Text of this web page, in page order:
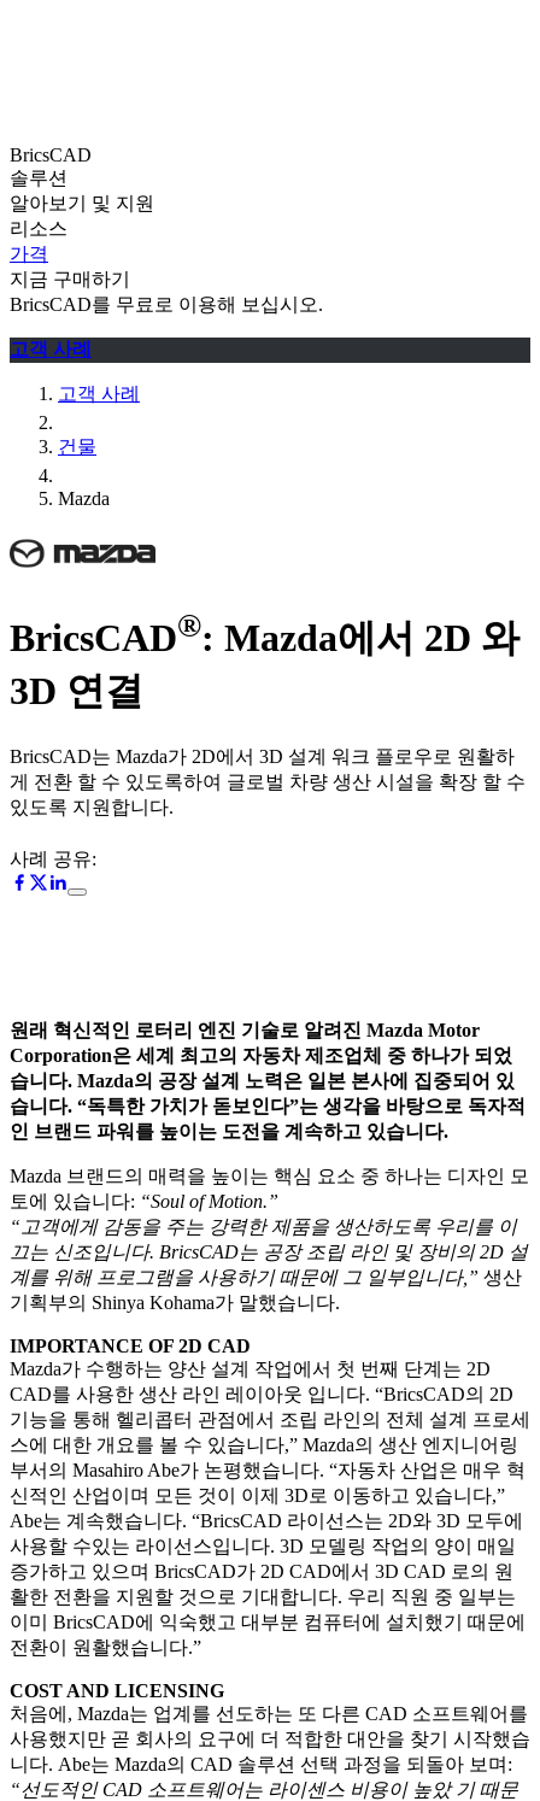
BricsCAD
솔루션
알아보기 및 지원
리소스
가격
지금 구매하기
BricsCAD를 무료로 이용해 보십시오.
고객 사례
고객 사례
건물
Mazda
BricsCAD®: Mazda에서 2D 와
3D 연결
BricsCAD는 Mazda가 2D에서 3D 설계 워크 플로우로 원활하
게 전환 할 수 있도록하여 글로벌 차량 생산 시설을 확장 할 수
있도록 지원합니다.
사례 공유:
원래 혁신적인 로터리 엔진 기술로 알려진 Mazda Motor
Corporation은 세계 최고의 자동차 제조업체 중 하나가 되었
습니다. Mazda의 공장 설계 노력은 일본 본사에 집중되어 있
습니다. “독특한 가치가 돋보인다”는 생각을 바탕으로 독자적
인 브랜드 파워를 높이는 도전을 계속하고 있습니다.
Mazda 브랜드의 매력을 높이는 핵심 요소 중 하나는 디자인 모
토에 있습니다: “Soul of Motion.”
“고객에게 감동을 주는 강력한 제품을 생산하도록 우리를 이
끄는 신조입니다. BricsCAD는 공장 조립 라인 및 장비의 2D 설
계를 위해 프로그램을 사용하기 때문에 그 일부입니다,” 생산
기획부의 Shinya Kohama가 말했습니다.
IMPORTANCE OF 2D CAD
Mazda가 수행하는 양산 설계 작업에서 첫 번째 단계는 2D
CAD를 사용한 생산 라인 레이아웃 입니다. “BricsCAD의 2D
기능을 통해 헬리콥터 관점에서 조립 라인의 전체 설계 프로세
스에 대한 개요를 볼 수 있습니다,” Mazda의 생산 엔지니어링
부서의 Masahiro Abe가 논평했습니다. “자동차 산업은 매우 혁
신적인 산업이며 모든 것이 이제 3D로 이동하고 있습니다,”
Abe는 계속했습니다. “BricsCAD 라이선스는 2D와 3D 모두에
사용할 수있는 라이선스입니다. 3D 모델링 작업의 양이 매일
증가하고 있으며 BricsCAD가 2D CAD에서 3D CAD 로의 원
활한 전환을 지원할 것으로 기대합니다. 우리 직원 중 일부는
이미 BricsCAD에 익숙했고 대부분 컴퓨터에 설치했기 때문에
전환이 원활했습니다.”
COST AND LICENSING
처음에, Mazda는 업계를 선도하는 또 다른 CAD 소프트웨어를
사용했지만 곧 회사의 요구에 더 적합한 대안을 찾기 시작했습
니다. Abe는 Mazda의 CAD 솔루션 선택 과정을 되돌아 보며:
“선도적인 CAD 소프트웨어는 라이센스 비용이 높았 기 때문